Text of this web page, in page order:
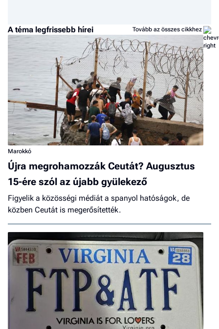
A téma legfrissebb hírei Tovább az összes cikkhez
Marokkó
Újra megrohamozzák Ceutát? Augusztus
15-ére szól az újabb gyülekező
Figyelik a közösségi médiát a spanyol hatóságok, de
közben Ceutát is megerősítették.